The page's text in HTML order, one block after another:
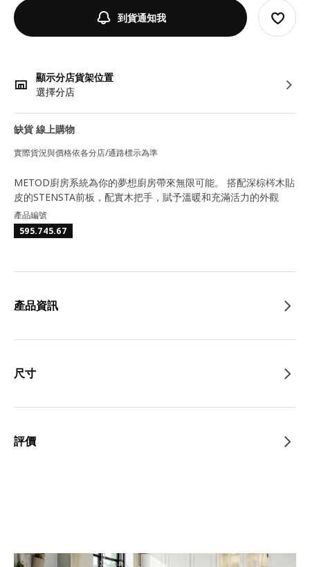
到貨通知我
顯示分店貨架位置
選擇分店
缺貨 線上購物
實際貨況與價格依各分店/通路標示為準
METOD廚房系統為你的夢想廚房帶來無限可能。 搭配深棕梣木貼
皮的STENSTA前板，配實木把手，賦予溫暖和充滿活力的外觀
產品編號
595.745.67
產品資訊
尺寸
評價